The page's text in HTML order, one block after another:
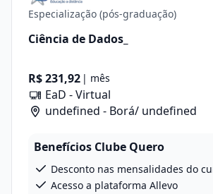
Especialização (pós-graduação)
Ciência de Dados_
R$ 231,92 | mês
EaD - Virtual
undefined - Borá/ undefined
Benefícios Clube Quero
Desconto nas mensalidades do
Acesso a plataforma Allevo